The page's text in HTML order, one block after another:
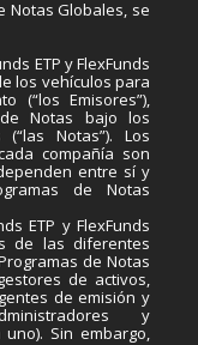
Notas Globales, se
ETP y FlexFunds
los vehículos para
(“los Emisores”),
Notas bajo los
Notas”). Los
compañía son
entre sí y
de Notas
ETP y FlexFunds
de las diferentes
de Notas
de activos,
de emisión y
y
Sin embargo,